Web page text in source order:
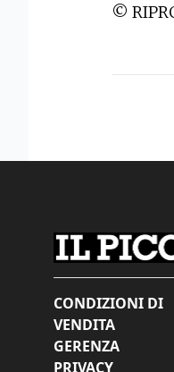
©
CONDIZIONI DI
VENDITA
GERENZA
PRIVACY